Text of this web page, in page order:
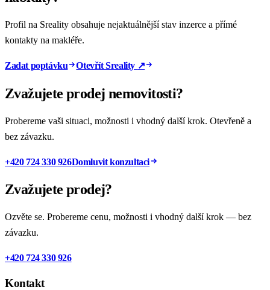
Profil na Sreality obsahuje nejaktuálnější stav inzerce a přímé
kontakty na makléře.
Zadat poptávku Otevřít Sreality ↗
Zvažujete prodej nemovitosti?
Probereme vaši situaci, možnosti i vhodný další krok. Otevřeně a
bez závazku.
+420 724 330 926Domluvit konzultaci
Zvažujete prodej?
Ozvěte se. Probereme cenu, možnosti i vhodný další krok — bez
závazku.
+420 724 330 926
Kontakt